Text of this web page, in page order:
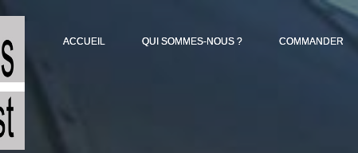
ACCUEIL QUI SOMMES-NOUS ? COMMANDER